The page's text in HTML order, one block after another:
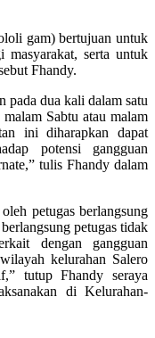
gam) bertujuan untuk
masyarakat, serta untuk
Fhandy.
pada dua kali dalam satu
Sabtu atau malam
ini diharapkan dapat
potensi gangguan
tulis Fhandy dalam
petugas berlangsung
petugas tidak
dengan gangguan
kelurahan Salero
tutup Fhandy seraya
di Kelurahan-